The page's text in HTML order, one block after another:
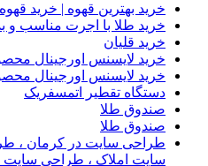
خرید بهترین قهوه | خرید
خرید طلا با اجرت مناسب و
خرید قلیان
خرید لایسنس اورجینال
خرید لایسنس اورجینال
دستگاه تقطیر اتمسفریک
صندوق طلا
صندوق طلا
طراحی سایت در کرمان ،
سایت املاک ، طراحی